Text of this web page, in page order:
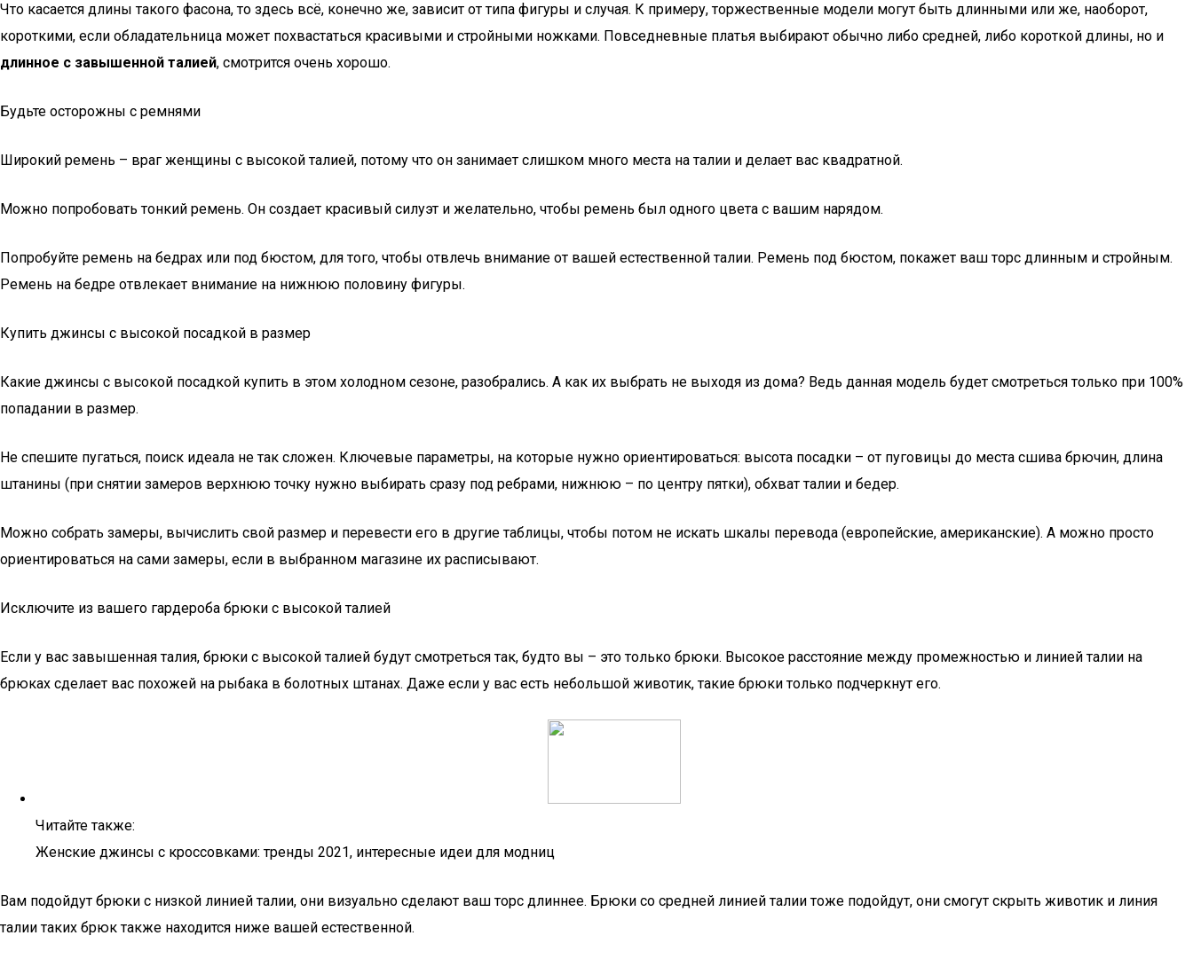
Что касается длины такого фасона, то здесь всё, конечно же, зависит от типа фигуры и случая. К примеру, торжественные модели могут быть длинными или же, наоборот,
короткими, если обладательница может похвастаться красивыми и стройными ножками. Повседневные платья выбирают обычно либо средней, либо короткой длины, но и
длинное с завышенной талией, смотрится очень хорошо.
Будьте осторожны с ремнями
Широкий ремень – враг женщины с высокой талией, потому что он занимает слишком много места на талии и делает вас квадратной.
Можно попробовать тонкий ремень. Он создает красивый силуэт и желательно, чтобы ремень был одного цвета с вашим нарядом.
Попробуйте ремень на бедрах или под бюстом, для того, чтобы отвлечь внимание от вашей естественной талии. Ремень под бюстом, покажет ваш торс длинным и стройным.
Ремень на бедре отвлекает внимание на нижнюю половину фигуры.
Купить джинсы с высокой посадкой в размер
Какие джинсы с высокой посадкой купить в этом холодном сезоне, разобрались. А как их выбрать не выходя из дома? Ведь данная модель будет смотреться только при 100%
попадании в размер.
Не спешите пугаться, поиск идеала не так сложен. Ключевые параметры, на которые нужно ориентироваться: высота посадки – от пуговицы до места сшива брючин, длина
штанины (при снятии замеров верхнюю точку нужно выбирать сразу под ребрами, нижнюю – по центру пятки), обхват талии и бедер.
Можно собрать замеры, вычислить свой размер и перевести его в другие таблицы, чтобы потом не искать шкалы перевода (европейские, американские). А можно просто
ориентироваться на сами замеры, если в выбранном магазине их расписывают.
Исключите из вашего гардероба брюки с высокой талией
Если у вас завышенная талия, брюки с высокой талией будут смотреться так, будто вы – это только брюки. Высокое расстояние между промежностью и линией талии на
брюках сделает вас похожей на рыбака в болотных штанах. Даже если у вас есть небольшой животик, такие брюки только подчеркнут его.
Читайте также:
Женские джинсы с кроссовками: тренды 2021, интересные идеи для модниц
Вам подойдут брюки с низкой линией талии, они визуально сделают ваш торс длиннее. Брюки со средней линией талии тоже подойдут, они смогут скрыть животик и линия
талии таких брюк также находится ниже вашей естественной.